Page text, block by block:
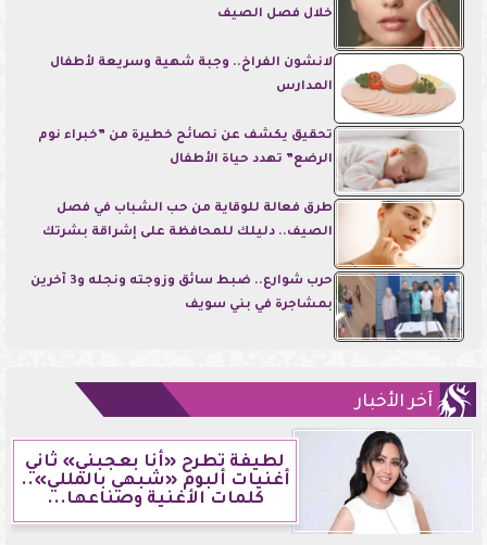
خلال فصل الصيف
لانشون الفراخ.. وجبة شهية وسريعة لأطفال
المدارس
تحقيق يكشف عن نصائح خطيرة من ”خبراء نوم
الرضع” تهدد حياة الأطفال
طرق فعالة للوقاية من حب الشباب في فصل
الصيف.. دليلك للمحافظة على إشراقة بشرتك
حرب شوارع.. ضبط سائق وزوجته ونجله و3 آخرين
بمشاجرة في بني سويف
آخر الأخبار
لطيفة تطرح «أنا بعجبني» ثاني
أغنيات ألبوم «شبهي بالمللي»..
كلمات الأغنية وصناعها...